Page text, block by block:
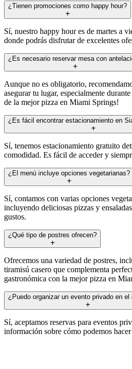
¿Tienen promociones como happy hour?
Sí, nuestro happy hour es de martes a
donde podrás disfrutar de excelentes
¿Es necesario reservar mesa con
Aunque no es obligatorio,
asegurar tu lugar, especialmente
de la mejor pizza en Miami Springs!
¿Es fácil encontrar estacionamiento en
Sí, tenemos estacionamiento gratuito
comodidad. Es fácil de acceder y
¿El menú incluye opciones vegetarianas?
Sí, contamos con varias opciones
incluyendo deliciosas pizzas y
gustos.
¿Qué tipo de postres ofrecen?
Ofrecemos una variedad de postres,
tiramisú casero que complementa
gastronómica con la mejor pizza en
¿Puedo organizar un evento privado en el
Sí, aceptamos reservas para eventos
información sobre cómo podemos